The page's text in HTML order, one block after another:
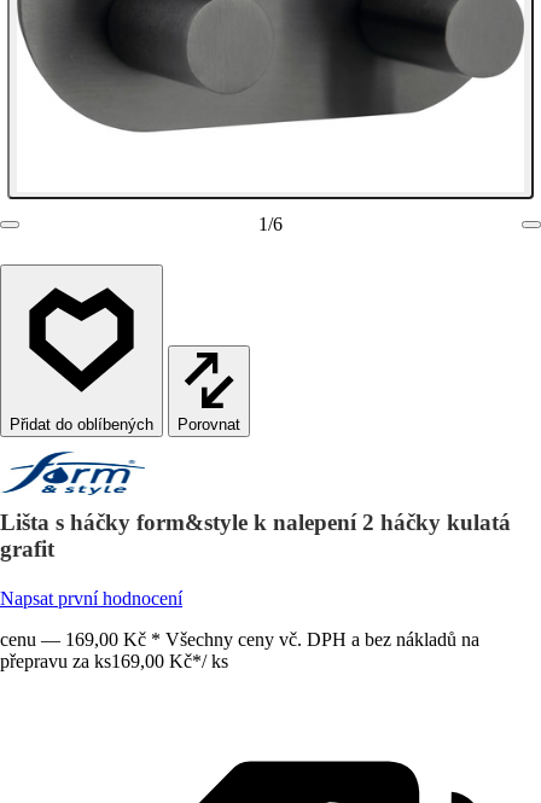
1/6
Porovnat
Lišta s háčky form&style k nalepení 2 háčky kulatá
grafit
Napsat první hodnocení
cenu — 169,00 Kč * Všechny ceny vč. DPH a bez nákladů na
přepravu za ks169,00 Kč*/ ks